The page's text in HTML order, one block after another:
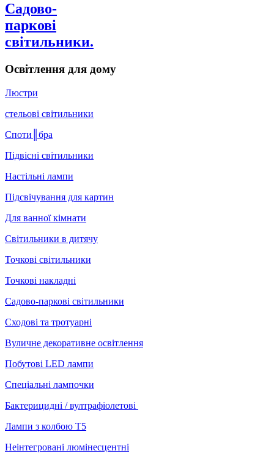
Садово-
паркові
світильники.
Освітлення для дому
Люстри
стельові світильники
Споти║бра
Підвісні світильники
Настільні лампи
Підсвічування для картин
Для ванної кімнати
Світильники в дитячу
Точкові світильники
Точкові накладні
Садово-паркові світильники
Сходові та тротуарні
Вуличне декоративне освітлення
Побутові LED лампи
Спеціальні лампочки
Бактерицидні / вултрафіолетові
Лампи з колбою Т5
Неінтегровані люмінесцентні